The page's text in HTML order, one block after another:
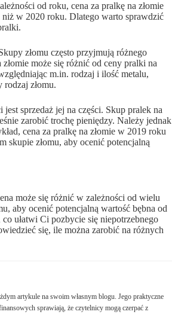
od roku, cena za pralkę na złomie
niż w 2020 roku. Dlatego warto sprawdzić
złomu często przyjmują różnego
może się różnić od ceny pralki na
m.in. rodzaj i ilość metalu,
złomu.
sprzedaż jej na części. Skup pralek na
zarobić trochę pieniędzy. Należy jednak
cena za pralkę na złomie w 2019 roku
skupie złomu, aby ocenić potencjalną
może się różnić w zależności od wielu
aby ocenić potencjalną wartość bębna od
ułatwi Ci pozbycie się niepotrzebnego
się, ile można zarobić na różnych
artykule na swoim własnym blogu. Jego praktyczne
sprawiają, że czytelnicy mogą czerpać z